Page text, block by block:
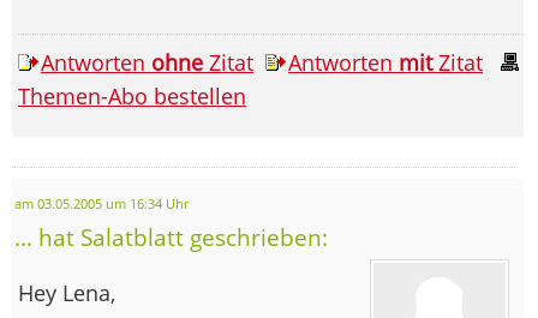
Antworten ohne Zitat Antworten mitZitat
Themen-Abo bestellen
am 03.05.2005 um 16:34 Uhr
... hat Salatblatt geschrieben:
Hey Lena,